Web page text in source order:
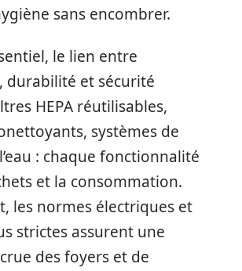
sans encombrer.
le lien entre
durabilité et sécurité
HEPA réutilisables,
systèmes de
: chaque fonctionnalité
et la consommation.
les normes électriques et
strictes assurent une
des foyers et de